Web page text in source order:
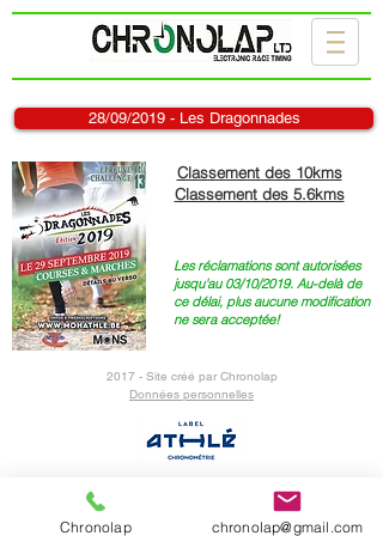
28/09/2019 - Les Dragonnades
Classement des 10kms
Classement des 5.6kms
Les réclamations sont autorisées
jusqu'au 03/10/2019. Au-delà de
ce délai, plus aucune modification
ne sera acceptée!
2017 - Site créé par Chronolap
Données personnelles
Le partenaire de votre événement sportif
Chronolap chronolap@gmail.com